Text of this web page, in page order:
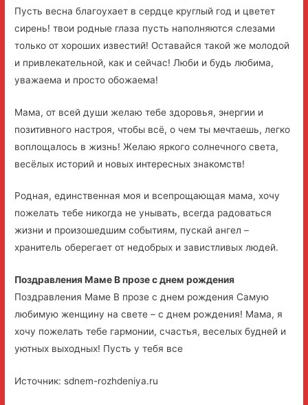
Пусть весна благоухает в сердце круглый год и цветет
сирень! твои родные глаза пусть наполняются слезами
только от хороших известий! Оставайся такой же молодой
и привлекательной, как и сейчас! Люби и будь любима,
уважаема и просто обожаема!
Мама, от всей души желаю тебе здоровья, энергии и
позитивного настроя, чтобы всё, о чем ты мечтаешь, легко
воплощалось в жизнь! Желаю яркого солнечного света,
весёлых историй и новых интересных знакомств!
Родная, единственная моя и всепрощающая мама, хочу
пожелать тебе никогда не унывать, всегда радоваться
жизни и произошедшим событиям, пускай ангел –
хранитель оберегает от недобрых и завистливых людей.
Поздравления Маме В прозе с днем рождения
Поздравления Маме В прозе с днем рождения Самую
любимую женщину на свете – с днем рождения! Мама, я
хочу пожелать тебе гармонии, счастья, веселых будней и
уютных выходных! Пусть у тебя все
Источник: sdnem-rozhdeniya.ru